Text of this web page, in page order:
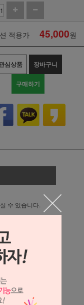
적용가 45,000원
심상품 장바구니
구매하기
수 있습니다.